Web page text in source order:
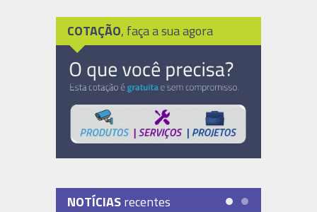
COTAÇÃO, faça a sua agora
NOTÍCIASrecentes